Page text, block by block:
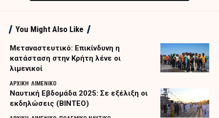
You Might Also Like
Μεταναστευτικό: Επικίνδυνη η
κατάσταση στην Κρήτη λένε οι
λιμενικοί
ΑΡΧΙΚΗ ΛΙΜΕΝΙΚΟ
Ναυτική Εβδομάδα 2025: Σε εξέλιξη οι
εκδηλώσεις (ΒΙΝΤΕΟ)